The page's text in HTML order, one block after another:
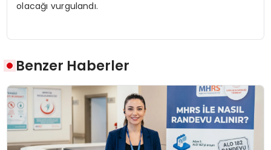
olacağı vurgulandı.
Benzer Haberler